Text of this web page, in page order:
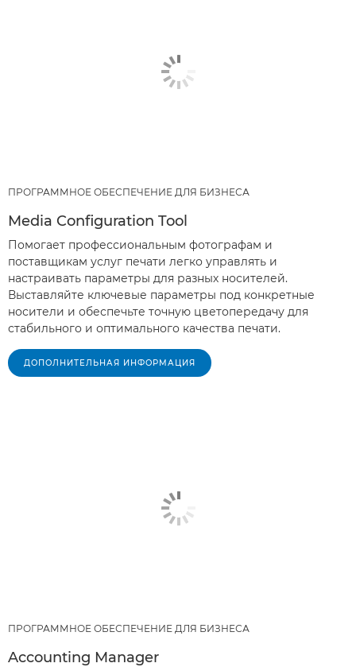
ПРОГРАММНОЕ ОБЕСПЕЧЕНИЕ ДЛЯ БИЗНЕСА
Media Configuration Tool
Помогает профессиональным фотографам и
поставщикам услуг печати легко управлять и
настраивать параметры для разных носителей.
Выставляйте ключевые параметры под конкретные
носители и обеспечьте точную цветопередачу для
стабильного и оптимального качества печати.
ДОПОЛНИТЕЛЬНАЯ ИНФОРМАЦИЯ
ПРОГРАММНОЕ ОБЕСПЕЧЕНИЕ ДЛЯ БИЗНЕСА
Accounting Manager